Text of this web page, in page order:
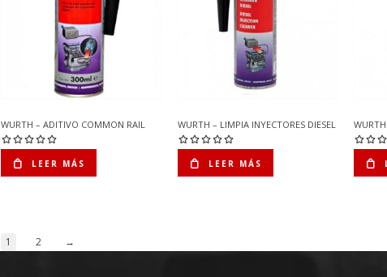
WURTH – ADITIVO COMMON RAIL
LEER MÁS
WURTH – LIMPIA INYECTORES DIESEL
LEER MÁS
1 2 →